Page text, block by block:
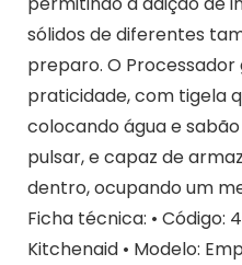
sólidos de diferentes
preparo. O
praticidade, com tigela
colocando água e
pulsar, e capaz de
dentro, ocupando um
Ficha técnica: • Código:
Kitchenaid • Modelo: